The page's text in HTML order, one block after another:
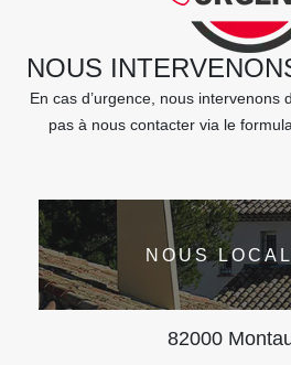
NOUS
En cas d’urgence, nous intervenons
pas à nous contacter via le
NOUS
82000